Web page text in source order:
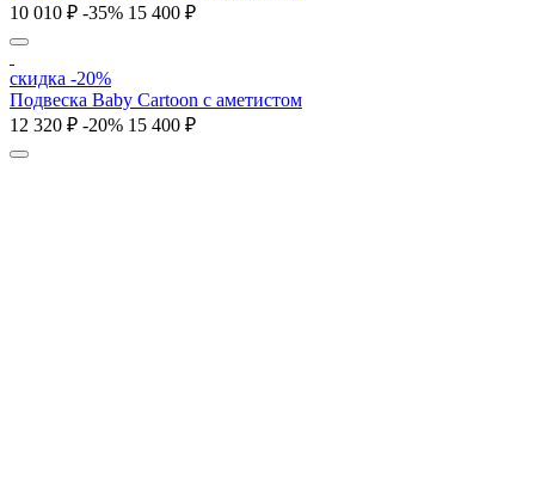
10 010 ₽ -35% 15 400 ₽
скидка -20%
Подвеска Baby Cartoon с аметистом
12 320 ₽ -20% 15 400 ₽